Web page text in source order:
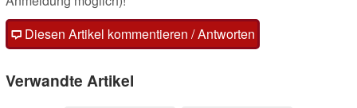
Diesen Artikel kommentieren / Antworten
Verwandte Artikel